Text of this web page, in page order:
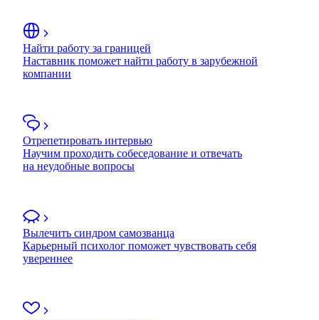
Найти работу за границей
Наставник поможет найти работу в зарубежной
компании
Отрепетировать интервью
Научим проходить собеседование и отвечать
на неудобные вопросы
Вылечить синдром самозванца
Карьерный психолог поможет чувствовать себя
увереннее